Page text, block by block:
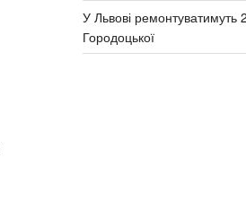
У Львові ремонтуватимуть
Городоцької